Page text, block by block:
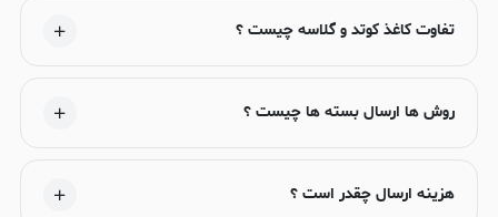
تفاوت کاغذ کوتد و گلاسه چیست ؟
روش ها ارسال بسته ها چیست ؟
هزینه ارسال چقدر است ؟